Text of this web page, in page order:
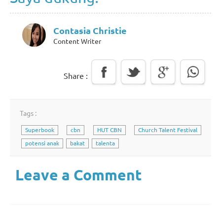
Contasia Christie
Content Writer
Share :
Tags :
Superbook cbn HUT CBN
Church Talent Festival
potensi anak
bakat talenta
Leave a Comment